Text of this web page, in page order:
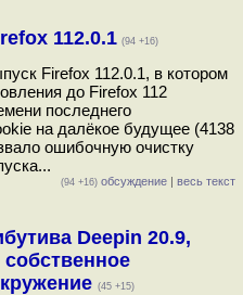
112.0.1 (94 +16)
Firefox 112.0.1, в котором
до Firefox 112
последнего
на далёкое будущее (4138
ошибочную очистку
(94 +16) обсуждение | весь текст
Deepin 20.9,
(45 +15)